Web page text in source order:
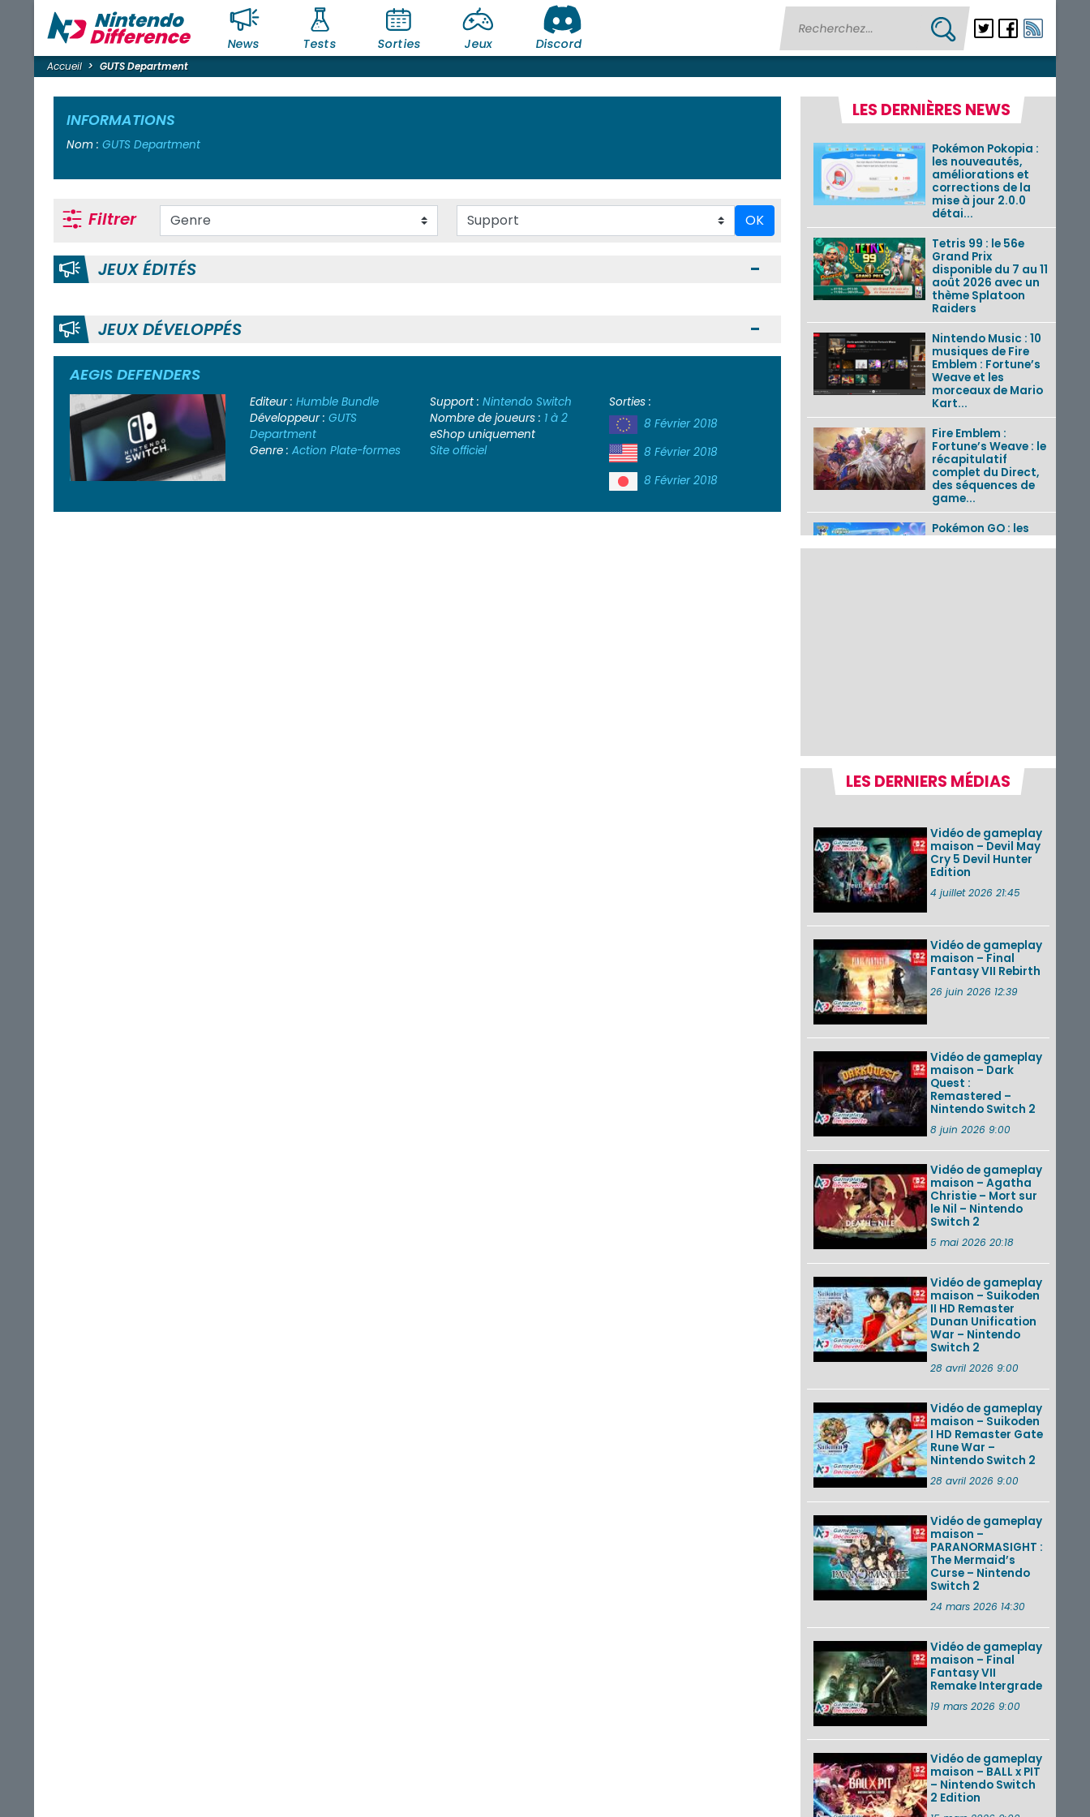
News Tests Sorties Jeux Discord
Accueil GUTS Department
INFORMATIONS
Nom : GUTS Department
Filtrer OK
JEUX ÉDITÉS Ouvrir / Fermer
JEUX DÉVELOPPÉS Ouvrir / Fermer
AEGIS DEFENDERS
Editeur : Humble Bundle
Développeur : GUTS
Department
Genre : Action Plate-formes
Support : Nintendo Switch
Nombre de joueurs : 1 à 2
eShop uniquement
Site officiel
Sorties :
8 Février 2018
8 Février 2018
8 Février 2018
LES DERNIÈRES NEWS
Pokémon Pokopia :
les nouveautés,
améliorations et
corrections de la
mise à jour 2.0.0
détai...
Tetris 99 : le 56e
Grand Prix
disponible du 7 au 11
août 2026 avec un
thème Splatoon
Raiders
Nintendo Music : 10
musiques de Fire
Emblem : Fortune’s
Weave et les
morceaux de Mario
Kart...
Fire Emblem :
Fortune’s Weave : le
récapitulatif
complet du Direct,
des séquences de
game...
Pokémon GO : les
Edit...
Une édition
physique japonaise
sur Nintendo Switch
disponible le 10
décembre ...
Nintendo Music :
des musiques de
morceaux du mode
Balade de ...
Les éditions
physiques de Tomb
Raider : Definitive
amé...
VOIR PLUS DE NEWS
LES DERNIERS MÉDIAS
Vidéo de gameplay
maison – Devil May
Cry 5 Devil Hunter
Edition
4 juillet 2026 21:45
Vidéo de gameplay
maison – Final
Fantasy VII Rebirth
26 juin 2026 12:39
Vidéo de gameplay
maison – Dark
Quest :
Remastered –
Nintendo Switch 2
8 juin 2026 9:00
Vidéo de gameplay
maison – Agatha
Christie – Mort sur
le Nil – Nintendo
Switch 2
5 mai 2026 20:18
Vidéo de gameplay
maison – Suikoden
II HD Remaster
Dunan Unification
War – Nintendo
Switch 2
28 avril 2026 9:00
Vidéo de gameplay
maison – Suikoden
I HD Remaster Gate
Rune War –
Nintendo Switch 2
28 avril 2026 9:00
Vidéo de gameplay
maison –
PARANORMASIGHT :
The Mermaid’s
Curse – Nintendo
Switch 2
24 mars 2026 14:30
Vidéo de gameplay
maison – Final
Fantasy VII
Remake Intergrade
19 mars 2026 9:00
Vidéo de gameplay
maison – BALL x PIT
– Nintendo Switch
2 Edition